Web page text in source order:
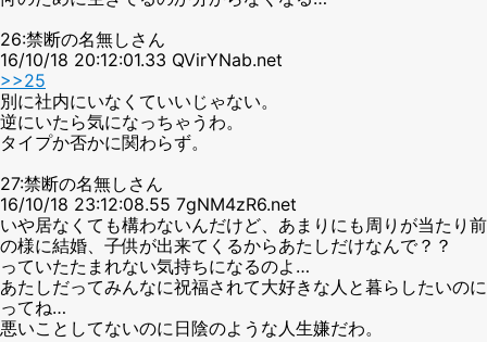
26:禁断の名無しさん
16/10/18 20:12:01.33 QVirYNab.net
>>25
別に社内にいなくていいじゃない。
逆にいたら気になっちゃうわ。
タイプか否かに関わらず。
27:禁断の名無しさん
16/10/18 23:12:08.55 7gNM4zR6.net
いや居なくても構わないんだけど、あまりにも周りが当たり前
の様に結婚、子供が出来てくるからあたしだけなんで？？
っていたたまれない気持ちになるのよ…
あたしだってみんなに祝福されて大好きな人と暮らしたいのに
ってね…
悪いことしてないのに日陰のような人生嫌だわ。